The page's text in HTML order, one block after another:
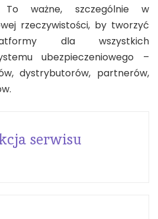
To ważne, szczególnie w
rzeczywistości, by tworzyć
dla wszystkich
ubezpieczeniowego –
dystrybutorów, partnerów,
serwisu